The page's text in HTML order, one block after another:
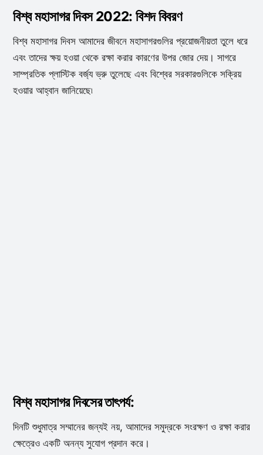
বিশ্ব মহাসাগর দিবস 2022: বিশদ বিবরণ
বিশ্ব মহাসাগর দিবস আমাদের জীবনে মহাসাগরগুলির প্রয়োজনীয়তা তুলে ধরে
এবং তাদের ক্ষয় হওয়া থেকে রক্ষা করার কারণের উপর জোর দেয়। সাগরে
সাম্প্রতিক প্লাস্টিক বর্জ্য ভ্রু তুলেছে এবং বিশ্বের সরকারগুলিকে সক্রিয়
হওয়ার আহ্বান জানিয়েছে৷
বিশ্ব মহাসাগর দিবসের তাৎপর্য:
দিনটি শুধুমাত্র সম্মানের জন্যই নয়, আমাদের সমুদ্রকে সংরক্ষণ ও রক্ষা করার
ক্ষেত্রেও একটি অনন্য সুযোগ প্রদান করে।